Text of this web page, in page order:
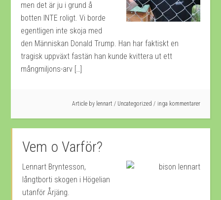
men det är ju i grund å
botten INTE roligt. Vi borde
egentligen inte skoja med
den Människan Donald Trump. Han har faktiskt en
tragisk uppväxt fastän han kunde kvittera ut ett
mångmiljons-arv […]
Article by lennart / Uncategorized inga kommentarer
Vem o Varför?
Lennart Bryntesson,
långtborti skogen i Högelian
utanför Årjäng.